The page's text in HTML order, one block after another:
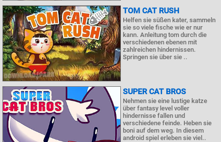
TOM CAT RUSH
Helfen sie süßen kater, sammeln
sie so viele fische wie er nur
kann. Anleitung tom durch die
verschiedenen ebenen mit
zahlreichen hindernissen.
Springen sie über sie ..
SUPER CAT BROS
Nehmen sie eine lustige katze
über fantasy level voller
hindernisse fallen und
verschiedene feinde. Heben sie
boni auf dem weg. In diesem
android spiel erleben sie viel..